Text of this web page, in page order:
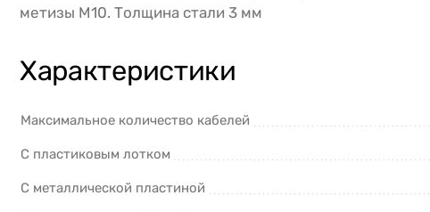
метизы М10. Толщина стали 3 мм
Характеристики
Максимальное количество кабелей
С пластиковым лотком
С металлической пластиной